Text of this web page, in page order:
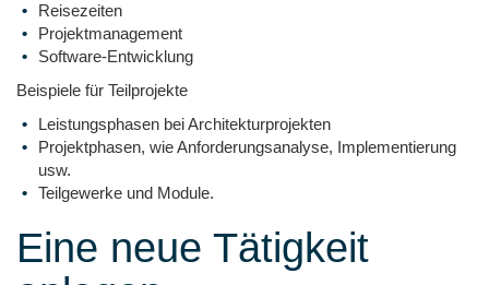
Reisezeiten
Projektmanagement
Software-Entwicklung
Beispiele für Teilprojekte
Leistungsphasen bei Architekturprojekten
Projektphasen, wie Anforderungsanalyse, Implementierung
usw.
Teilgewerke und Module.
Eine neue Tätigkeit